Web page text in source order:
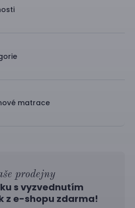
matrace
prodejny
s vyzvednutím
z e-shopu zdarma!